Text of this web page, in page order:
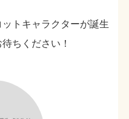
トキャラクターが誕生
待ちください！